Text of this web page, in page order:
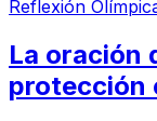
Reflexión
La oración
protección